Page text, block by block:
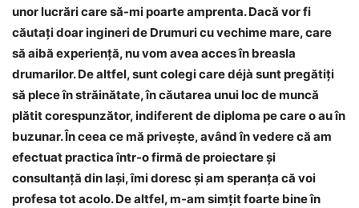
unor lucrări care să-mi poarte amprenta. Dacă vor fi
căutaţi doar ingineri de Drumuri cu vechime mare, care
să aibă experienţă, nu vom avea acces în breasla
drumarilor. De altfel, sunt colegi care déjà sunt pregătiţi
să plece în străinătate, în căutarea unui loc de muncă
plătit corespunzător, indiferent de diploma pe care o au în
buzunar. În ceea ce mă priveşte, având în vedere că am
efectuat practica într-o firmă de proiectare şi
consultanţă din Iaşi, îmi doresc şi am speranţa că voi
profesa tot acolo. De altfel, m-am simţit foarte bine în